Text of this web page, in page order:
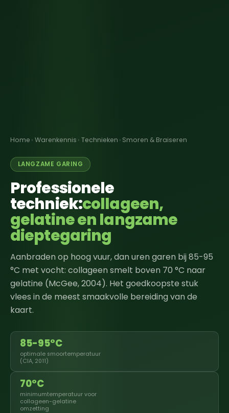
Home › Warenkennis › Technieken › Smoren & Braiseren
LANGZAME GARING
Professionele
techniek:collageen,
gelatine en langzame
dieptegaring
Aanbraden op hoog vuur, dan uren garen bij 85-95
°C met vocht: collageen smelt boven 70 °C naar
gelatine (McGee, 2004). Het goedkoopste stuk
vlees in de meest smaakvolle bereiding van de
kaart.
85-95°C
optimale smoortemperatuur
(CIA, 2011)
70°C
minimumtemperatuur voor
collageen-gelatine
omzetting